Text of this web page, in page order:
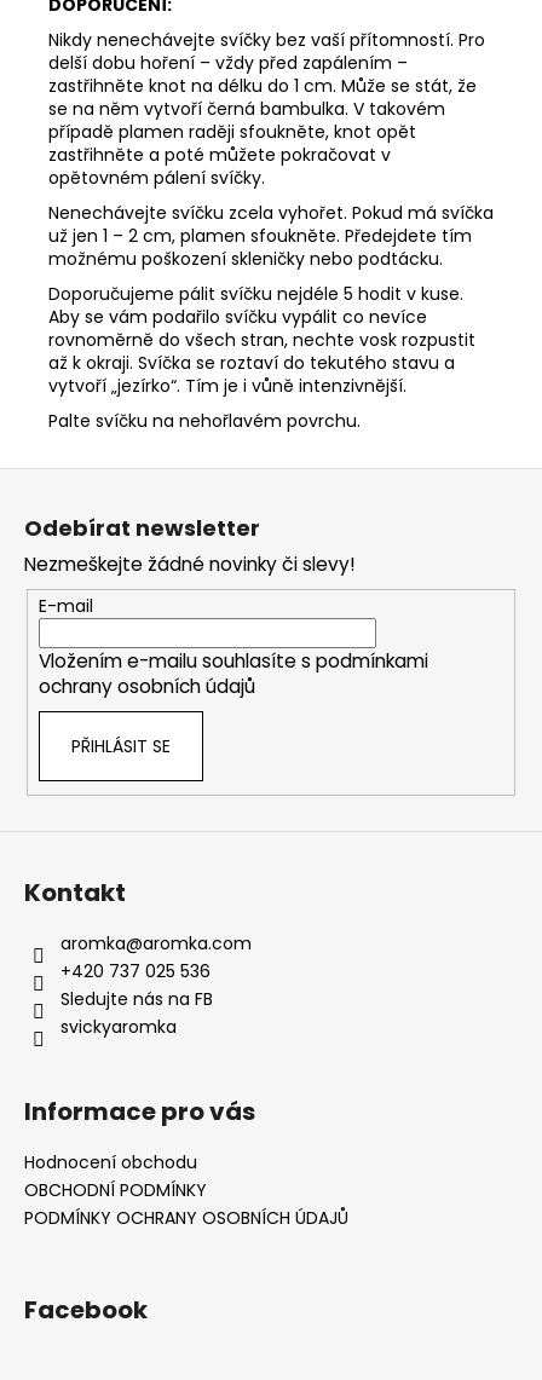
Nikdy nenechávejte svíčky bez vaší přítomností. Pro
delší dobu hoření – vždy před zapálením –
zastřihněte knot na délku do 1 cm. Může se stát, že
se na něm vytvoří černá bambulka. V takovém
případě plamen raději sfoukněte, knot opět
zastřihněte a poté můžete pokračovat v
opětovném pálení svíčky.
Nenechávejte svíčku zcela vyhořet. Pokud má svíčka
už jen 1 – 2 cm, plamen sfoukněte. Předejdete tím
možnému poškození skleničky nebo podtácku.
Doporučujeme pálit svíčku nejdéle 5 hodit v kuse.
Aby se vám podařilo svíčku vypálit co nevíce
rovnoměrně do všech stran, nechte vosk rozpustit
až k okraji. Svíčka se roztaví do tekutého stavu a
vytvoří „jezírko“. Tím je i vůně intenzivnější.
Palte svíčku na nehořlavém povrchu.
Z
Odebírat newsletter
Nezmeškejte žádné novinky či slevy!
E-mail
Vložením e-mailu souhlasíte s podmínkami
ochrany osobních údajů
PŘIHLÁSIT SE
Kontakt
aromka@aromka.com
+420 737 025 536
Sledujte nás na FB
svickyaromka
Informace pro vás
Hodnocení obchodu
OBCHODNÍ PODMÍNKY
PODMÍNKY OCHRANY OSOBNÍCH ÚDAJŮ
Facebook